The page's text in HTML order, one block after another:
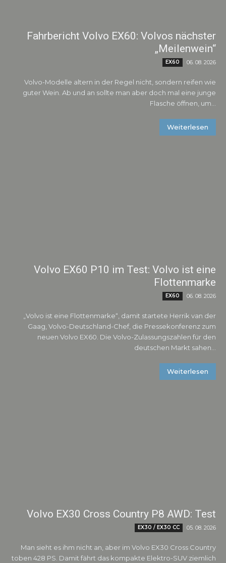
Fahrbericht Volvo EX60: Volvos nächster
„Meilenwein“
EX60 06. 08. 2026
Volvo-Modelle altern in der Regel nicht, sondern reifen wie
guter Wein. Ab und an sollte man aber doch mal eine junge
Flasche öffnen, um...
Weiterlesen
Volvo EX60 P10 im Test: Volvo ist eine
Flottenmarke
EX60 06. 08. 2026
„Volvo ist eine Flottenmarke“, damit startete Herrik van der
Gaag, Volvo-Deutschland-Chef, die Pressekonferenz zum
neuen Volvo EX60. Die Volvo-Zulassungszahlen für den
deutschen Markt sahen...
Weiterlesen
Volvo EX30 Cross Country P8 AWD: Test
EX30 / EX30 CC 05. 08. 2026
Man sieht es ihm nicht an, aber im Volvo EX30 Cross Country
toben 428 PS. Damit fährt das kompakte Elektro-SUV ziemlich